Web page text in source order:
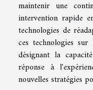
maintenir une
intervention rapide
technologies de
ces technologies sur
désignant la
réponse à
nouvelles stratégies